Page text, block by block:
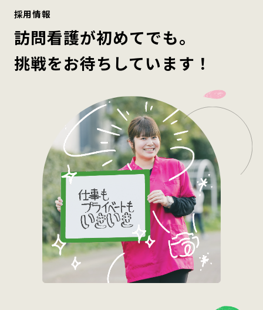
採用情報
訪問看護が初めてでも。
挑戦をお待ちしています！